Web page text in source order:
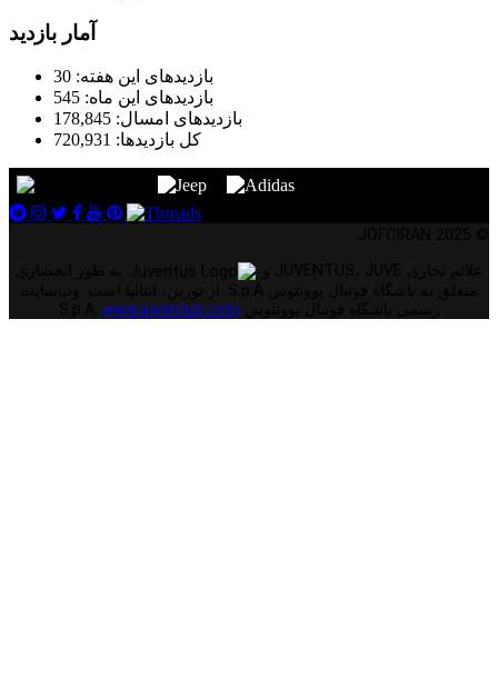
آمار بازدید
بازدیدهای این هفته: 30
بازدیدهای این ماه: 545
بازدیدهای امسال: 178,845
کل بازدیدها: 720,931
www.juventus.com